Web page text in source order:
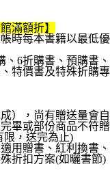
滿額折】
時每本書籍以最低優
6折購書、預購書、
特價書及特殊折購專
），尚有贈送量會自
畢或部份商品不符贈
限，送完為止)
用贈書、紅利換書、
折扣方案(如曬書節)